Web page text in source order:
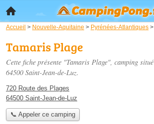
Accueil > Nouvelle-Aquitaine > Pyrénées-Atlantiques >
Tamaris Plage
Cette fiche présente "Tamaris Plage", camping situé
64500 Saint-Jean-de-Luz.
720 Route des Plages
64500 Saint-Jean-de-Luz
📞 Appeler ce camping